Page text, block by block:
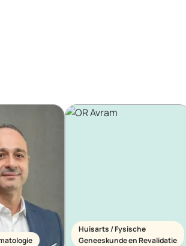
Huisarts / Fysische
Geneeskunde en Revalidatie